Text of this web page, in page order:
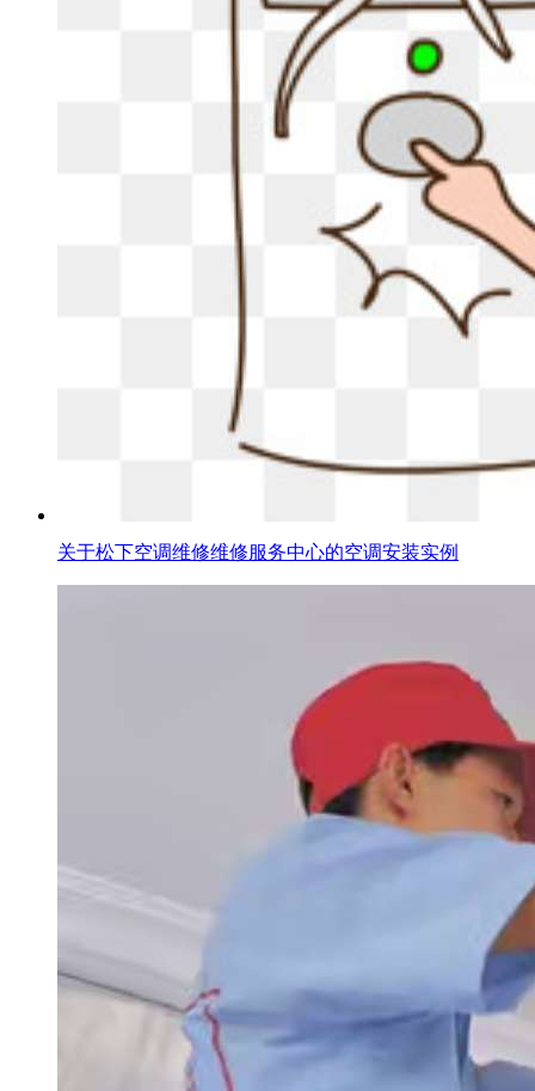
关于松下空调维修维修服务中心的空调安装实例